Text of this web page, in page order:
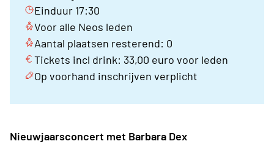
Einduur 17:30
Voor alle Neos leden
Aantal plaatsen resterend: 0
Tickets incl drink: 33,00 euro voor leden
Op voorhand inschrijven verplicht
Nieuwjaarsconcert met Barbara Dex